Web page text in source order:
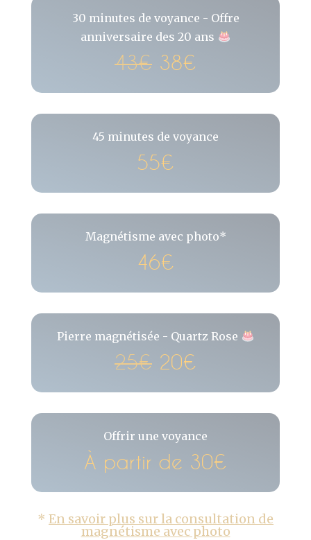
30 minutes de voyance - Offre
anniversaire des 20 ans
43€ 38€
45 minutes de voyance
55€
Magnétisme avec photo*
46€
Pierre magnétisée - Quartz Rose
25€ 20€
Offrir une voyance
À partir de 30€
* En savoir plus sur la consultation de
magnétisme avec photo